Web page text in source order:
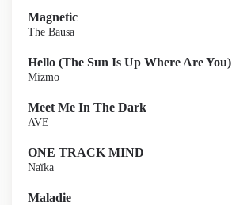
Magnetic
The Bausa
Hello (The Sun Is Up Where Are You)
Mizmo
Meet Me In The Dark
AVE
ONE TRACK MIND
Naïka
Maladie